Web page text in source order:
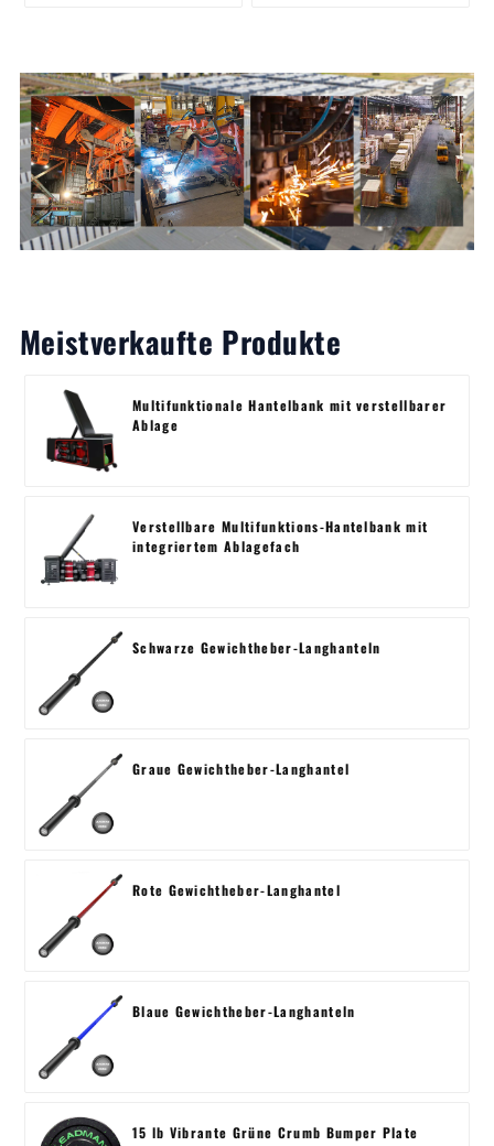
Meistverkaufte Produkte
Multifunktionale Hantelbank mit verstellbarer
Ablage
Verstellbare Multifunktions-Hantelbank mit
integriertem Ablagefach
Schwarze Gewichtheber-Langhanteln
Graue Gewichtheber-Langhantel
Rote Gewichtheber-Langhantel
Blaue Gewichtheber-Langhanteln
15 lb Vibrante Grüne Crumb Bumper Plate